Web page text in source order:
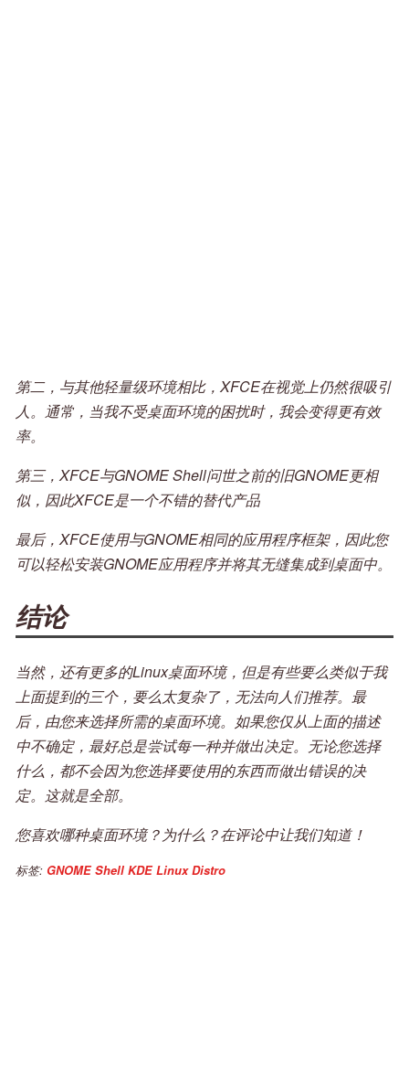
第二，与其他轻量级环境相比，XFCE在视觉上仍然很吸引
人。通常，当我不受桌面环境的困扰时，我会变得更有效
率。
第三，XFCE与GNOME Shell问世之前的旧GNOME更相
似，因此XFCE是一个不错的替代产品
最后，XFCE使用与GNOME相同的应用程序框架，因此您
可以轻松安装GNOME应用程序并将其无缝集成到桌面中。
结论
当然，还有更多的Linux桌面环境，但是有些要么类似于我
上面提到的三个，要么太复杂了，无法向人们推荐。最
后，由您来选择所需的桌面环境。如果您仅从上面的描述
中不确定，最好总是尝试每一种并做出决定。无论您选择
什么，都不会因为您选择要使用的东西而做出错误的决
定。这就是全部。
您喜欢哪种桌面环境？为什么？在评论中让我们知道！
标签: GNOME Shell KDE Linux Distro